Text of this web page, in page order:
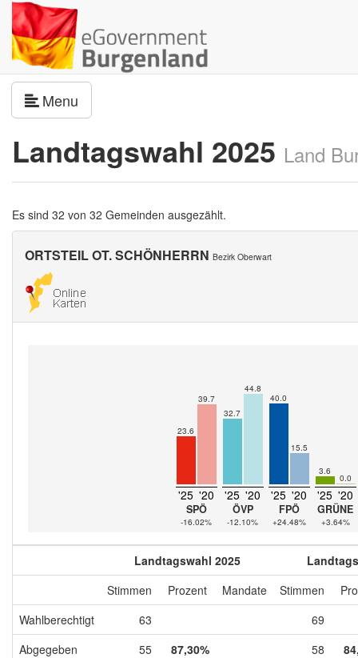
Menu
Landtagswahl 2025 Land
Es sind 32 von 32 Gemeinden ausgezählt.
ORTSTEIL OT. SCHÖNHERRN Bezirk Oberwart
23.6
39.7
'25 '20
SPÖ
-16.02%
32.7
44.8
'25 '20
ÖVP
-12.10%
40.0
15.5
'25 '20
FPÖ
+24.48%
3.6
0.0
'25 '20
GRÜNE
+3.64%
Landtagswahl 2025
Stimmen
Prozent Mandate Stimmen
Wahlberechtigt
63
69
Abgegeben
55 87,30% 58